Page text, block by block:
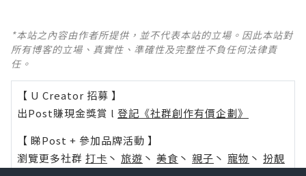
*本站之內容由作者所提供，並不代表本站的立場。因此本站對
所有博客的立場、真實性、準確性及完整性不負任何法律責
任。
【 U Creator 招募 】
出Post賺現金獎賞 l 登記《社群創作有價企劃》
【 睇Post + 參加品牌活動 】
瀏覽更多社群 打卡 丶 旅遊 丶 美食 丶 親子 丶 寵物 丶 扮靚